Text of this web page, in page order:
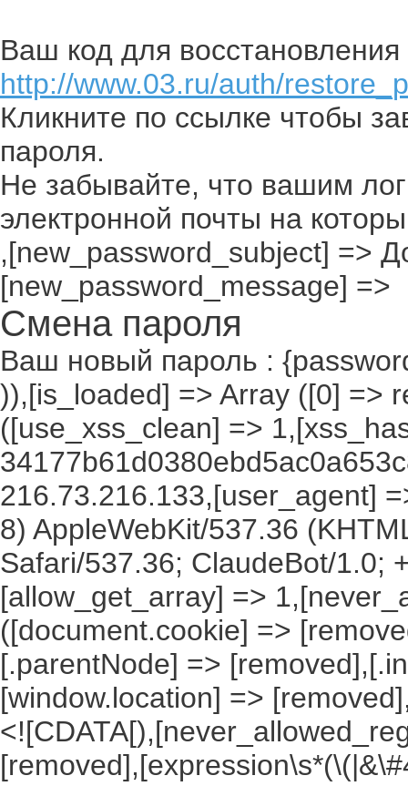
Ваш код для восстановления
http://www.03.ru/auth/
Кликните по ссылке чтобы
пароля.
Не забывайте, что вашим
электронной почты на
,[new_password_subject] =>
[new_password_message] =>
Смена пароля
Ваш новый пароль :
)),[is_loaded] => Array ([0] =>
([use_xss_clean] =>
216.73.216.133,[user_agent]
8) AppleWebKit/537.36
Safari/537.36; ClaudeBot/1.0;
[allow_get_array] =>
([document.cookie] =>
[.parentNode] =>
[window.location] =>